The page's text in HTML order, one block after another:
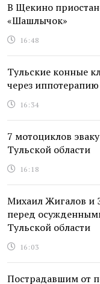
В Щекино
«Шашлычок»
16:48
Тульские конные
через иппотерапию
16:34
7 мотоциклов
Тульской области
16:18
Михаил Жигалов и
перед
Тульской области
16:03
Пострадавшим от